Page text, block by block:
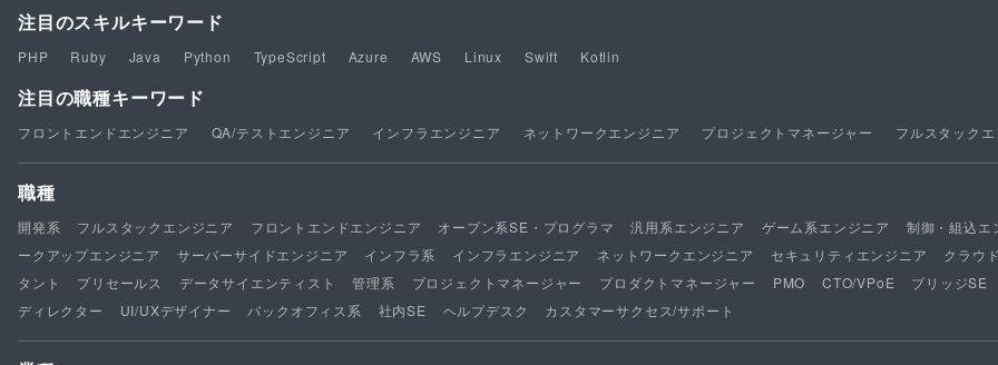
注目のスキルキーワード
PHP Ruby Java Python TypeScript Azure AWS Linux Swift Kotlin
注目の職種キーワード
フロントエンドエンジニア QA/テストエンジニア インフラエンジニア ネットワークエンジニア プロジェクトマネージャー フルスタック
職種
開発系 フルスタックエンジニア フロントエンドエンジニア オープン系SE・プログラマ 汎用系エンジニア ゲーム系エンジニア
制御・組込エ
ークアップエンジニア
サーバーサイドエンジニア インフラ系 インフラエンジニア ネットワークエンジニア セキュリティエンジニア
クラウ
タント
プリセールス データサイエンティスト 管理系 プロジェクトマネージャー プロダクトマネージャー PMO CTO/VPoE
ブリッジSE
ディレクター
UI/UXデザイナー バックオフィス系 社内SE ヘルプデスク カスタマーサクセス/サポート